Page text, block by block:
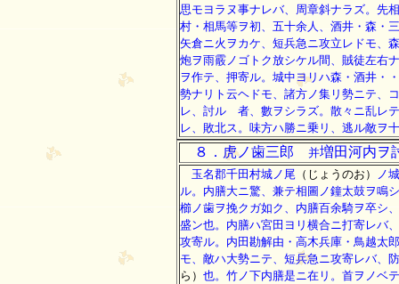
思モヨラヌ事ナレバ、周章斜ナラズ。先
村・相馬等ヲ初、五十余人、酒井・森・
矢倉ニ火ヲカケ、短兵急ニ攻立レドモ、
炮ヲ雨霰ノゴトク放シケル間、賊徒左右
ヲ作テ、押寄ル。城中ヨリハ森・酒井・
勢ナリト云ヘドモ、諸方ノ集リ勢ニテ、
レ、討ルゝ者、數ヲシラズ。散々ニ乱レ
レ、敗北ス。味方ハ勝ニ乗リ、逃ル敵ヲ
８．虎ノ歯三郎 并増田河内ヲ
玉名郡千田村城ノ尾 （じょうのお）
ノ
ル。内膳大ニ驚、兼テ相圖ノ鐘太鼓ヲ鳴
櫛ノ歯ヲ挽クガ如ク、内膳百余騎ヲ卒シ
盛ン也。内膳ハ宮田ヨリ横合ニ打寄レバ
攻寄ル。内田勘解由・高木兵庫・鳥越太
モ、敵ハ大勢ニテ、短兵急ニ攻寄レバ、
ら） 也。竹ノ下内膳是ニ在リ。首ヲノベ